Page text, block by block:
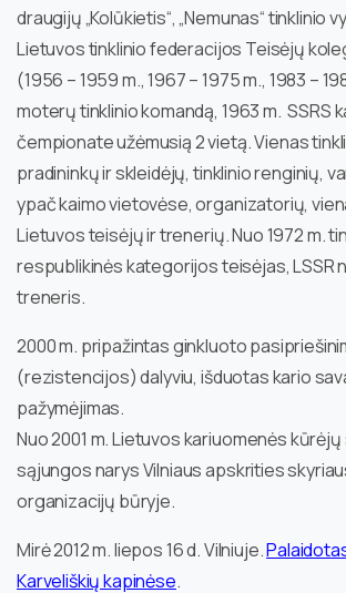
draugijų „Kolūkietis“, „Nemunas“ tinklinio
Lietuvos tinklinio federacijos Teisėjų
(1956 – 1959 m., 1967 – 1975 m., 1983 –
moterų tinklinio komandą, 1963 m. SSRS
čempionate užėmusią 2 vietą. Vienas
pradininkų ir skleidėjų, tinklinio renginių,
ypač kaimo vietovėse, organizatorių,
Lietuvos teisėjų ir trenerių. Nuo 1972 m.
respublikinės kategorijos teisėjas, LSSR
treneris.
2000 m. pripažintas ginkluoto
(rezistencijos) dalyviu, išduotas kario
pažymėjimas.
Nuo 2001 m. Lietuvos kariuomenės
sąjungos narys Vilniaus apskrities
organizacijų būryje.
Mirė 2012 m. liepos 16 d. Vilniuje.
Karveliškių kapinėse.